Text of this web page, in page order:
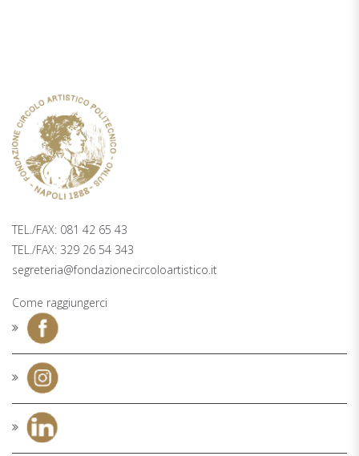
TEL./FAX: 081 42 65 43
TEL./FAX: 329 26 54 343
segreteria@fondazionecircoloartistico.it
Come raggiungerci